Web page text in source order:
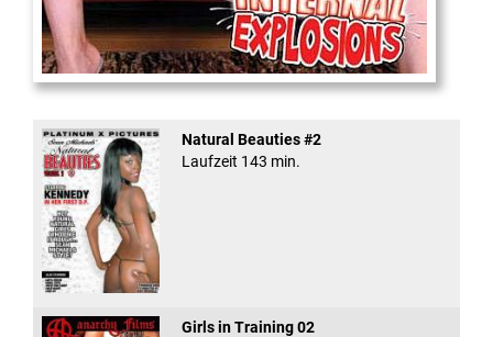
Internal Explosionen
Natural Beauties #2
Laufzeit 143 min.
Girls in Training 02